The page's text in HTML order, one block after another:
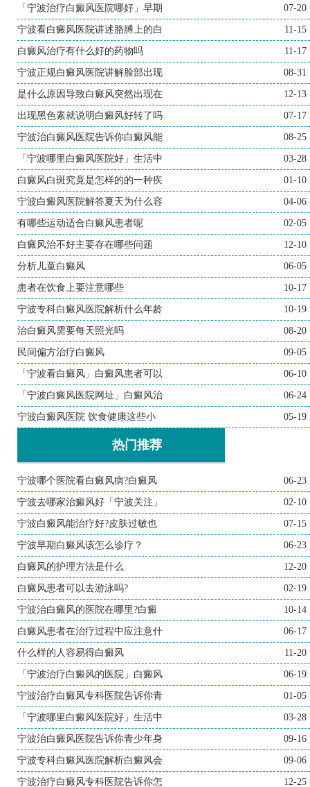
「宁波治疗白癜风医院哪好」早期 07-20
宁波看白癜风医院讲述胳膊上的白 11-15
白癜风治疗有什么好的药物吗 11-17
宁波正规白癜风医院讲解脸部出现 08-31
是什么原因导致白癜风突然出现在 12-13
出现黑色素就说明白癜风好转了吗 07-17
宁波治白癜风医院告诉你白癜风能 08-25
「宁波哪里白癜风医院好」生活中 03-28
白癜风白斑究竟是怎样的的一种疾 01-10
宁波白癜风医院解答夏天为什么容 04-06
有哪些运动适合白癜风患者呢 02-05
白癜风治不好主要存在哪些问题 12-10
分析儿童白癜风 06-05
患者在饮食上要注意哪些 10-17
宁波专科白癜风医院解析什么年龄 10-19
治白癜风需要每天照光吗 08-20
民间偏方治疗白癜风 09-05
「宁波看白癜风」白癜风患者可以 06-10
「宁波白癜风医院网址」白癜风治 06-24
宁波白癜风医院 饮食健康这些小 05-19
热门推荐
宁波哪个医院看白癜风病?白癜风 06-23
宁波去哪家治癜风好「宁波关注」 02-10
宁波白癜风能治疗好?皮肤过敏也 07-15
宁波早期白癜风该怎么诊疗？ 06-23
白癜风的护理方法是什么 12-20
白癜风患者可以去游泳吗? 02-19
宁波治白癜风的医院在哪里?白癜 10-14
白癜风患者在治疗过程中应注意什 06-17
什么样的人容易得白癜风 11-20
「宁波治疗白癜风的医院」白癜风 06-19
宁波治疗白癜风专科医院告诉你青 01-05
「宁波哪里白癜风医院好」生活中 03-28
宁波治白癜风医院告诉你青少年身 09-16
宁波专科白癜风医院解析白癜风会 09-06
宁波治疗白癜风专科医院告诉你怎 12-25